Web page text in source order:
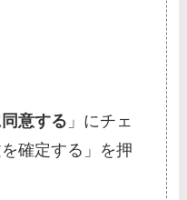
意する 」にチェ
確定する」を押